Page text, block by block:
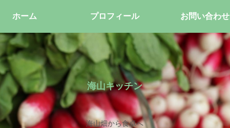
海山キッチン
海山畑から食卓へ
ホーム プロフィール お問い合わせ